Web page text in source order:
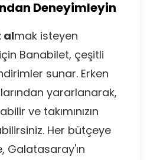
Deneyimleyin
almak isteyen
Banabilet, çeşitli
sunar. Erken
yararlanarak,
ve takımınızın
Her bütçeye
Galatasaray'ın